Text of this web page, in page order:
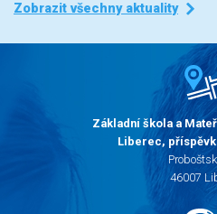
Zobrazit všechny aktuality
Základní škola a
Liberec,
46007